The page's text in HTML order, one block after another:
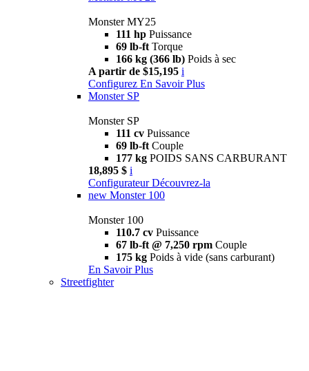
Monster MY25
111 hp Puissance
69 lb-ft Torque
166 kg (366 lb) Poids à sec
A partir de $15,195 i
Configurez En Savoir Plus
Monster SP
Monster SP
111 cv Puissance
69 lb-ft Couple
177 kg POIDS SANS CARBURANT
18,895 $ i
Configurateur Découvrez-la
new Monster 100
Monster 100
110.7 cv Puissance
67 lb-ft @ 7,250 rpm Couple
175 kg Poids à vide (sans carburant)
En Savoir Plus
Streetfighter